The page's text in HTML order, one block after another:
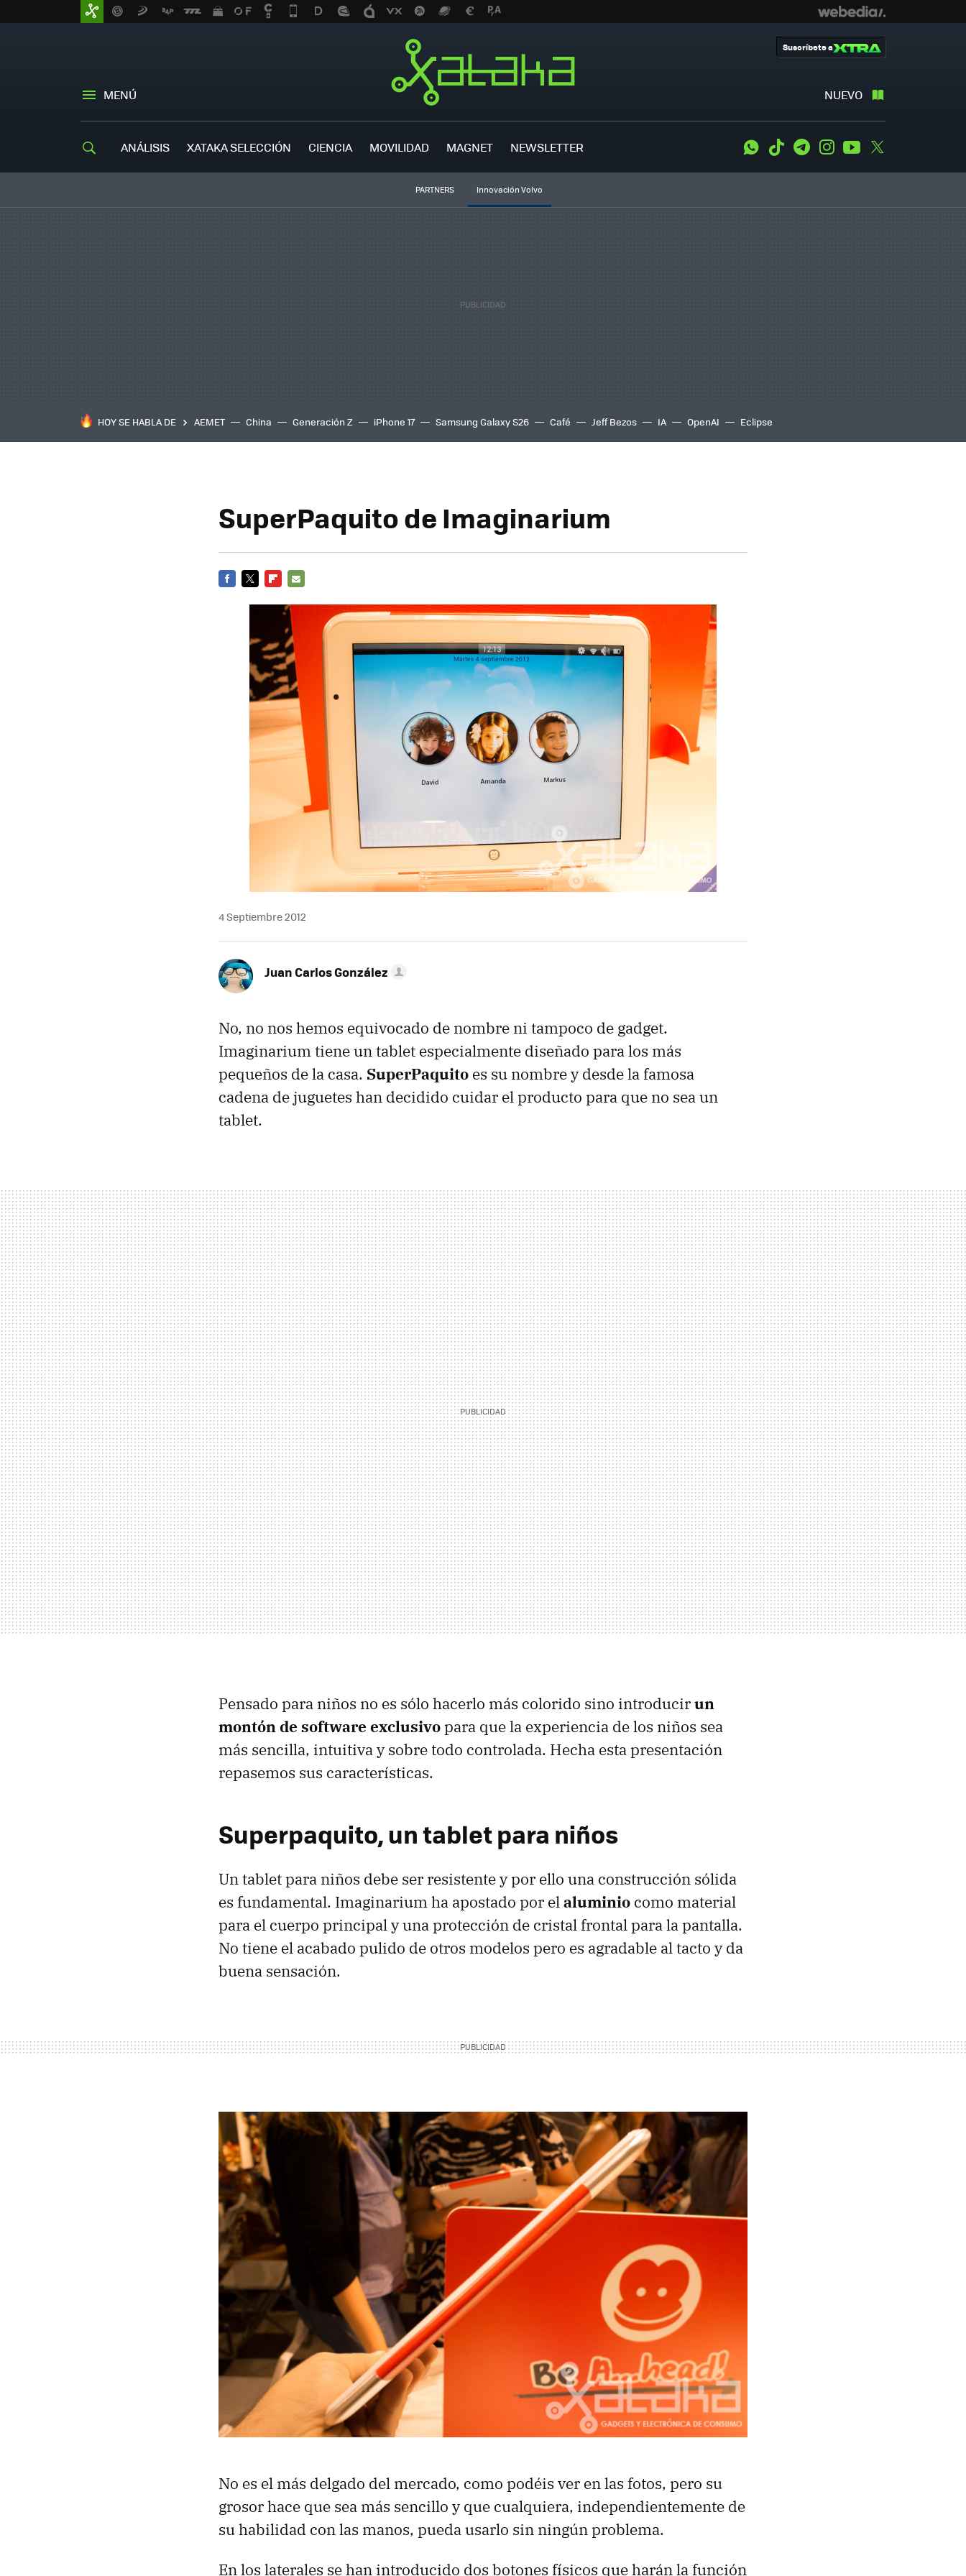
MENÚ NUEVO
Suscríbete a
ANÁLISIS XATAKA SELECCIÓN CIENCIA MOVILIDAD MAGNET NEWSLETTER WhatsApp
Tiktok TelegramInstagramYoutube
PARTNERS Innovación Volvo
HOY SE HABLA DE AEMET China Generación Z iPhone 17 Samsung Galaxy S26 Café Jeff Bezos IA OpenAI Eclipse
SuperPaquito de Imaginarium
MAIL
4 Septiembre 2012
Juan Carlos González
No, no nos hemos equivocado de nombre ni tampoco de gadget.
Imaginarium tiene un tablet especialmente diseñado para los más
pequeños de la casa. SuperPaquito es su nombre y desde la famosa
cadena de juguetes han decidido cuidar el producto para que no sea un
tablet.
Pensado para niños no es sólo hacerlo más colorido sino introducirun
montón de software exclusivopara que la experiencia de los niños sea
más sencilla, intuitiva y sobre todo controlada. Hecha esta presentación
repasemos sus características.
Superpaquito, un tablet para niños
Un tablet para niños debe ser resistente y por ello una construcción sólida
es fundamental. Imaginarium ha apostado por elaluminio como material
para el cuerpo principal y una protección de cristal frontal para la pantalla.
No tiene el acabado pulido de otros modelos pero es agradable al tacto y da
buena sensación.
No es el más delgado del mercado, como podéis ver en las fotos, pero su
grosor hace que sea más sencillo y que cualquiera, independientemente de
su habilidad con las manos, pueda usarlo sin ningún problema.
En los laterales se han introducido dos botones físicos que harán la función